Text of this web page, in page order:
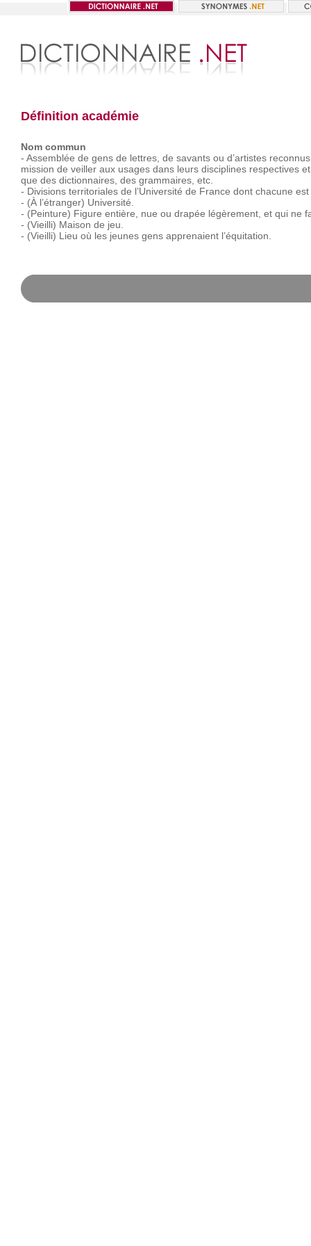
Définition académie
Nom commun
- Assemblée de gens de lettres, de savants ou d’artistes reconnus
mission de veiller aux usages dans leurs disciplines respectives et
que des dictionnaires, des grammaires, etc.
- Divisions territoriales de l’Université de France dont chacune est
- (À l’étranger) Université.
- (Peinture) Figure entière, nue ou drapée légèrement, et qui ne
- (Vieilli) Maison de jeu.
- (Vieilli) Lieu où les jeunes gens apprenaient l’équitation.